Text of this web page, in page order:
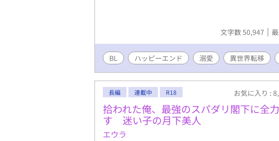
文字数 50,947
BL ハッピーエンド 溺愛 異世界転移
長編 連載中 R18 お気に入り :
拾われた俺、最強のスパダリ閣下に全
す 迷い子の月下美人
エウラ